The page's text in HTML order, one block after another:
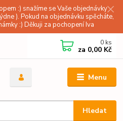
:) snažíme se Vaše objednávky
). Pokud na objednávku spěcháte,
:) Děkuji za pochopení Iva
Menu
Hledat
0 ks
za 0,00 Kč